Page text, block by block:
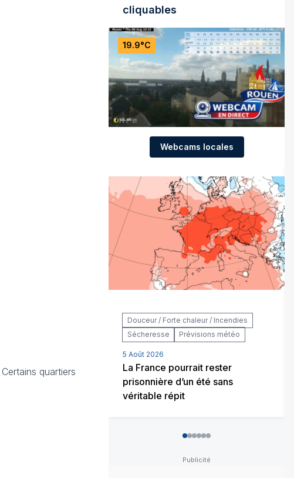
quartiers
cliquables
19.9°C
Webcams locales
Douceur / Forte chaleur / Incendies
Sécheresse
Prévisions météo
5 Août 2026
La France pourrait rester
prisonnière d’un été sans
véritable répit
012345